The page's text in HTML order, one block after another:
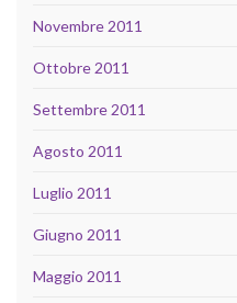
Novembre 2011
Ottobre 2011
Settembre 2011
Agosto 2011
Luglio 2011
Giugno 2011
Maggio 2011